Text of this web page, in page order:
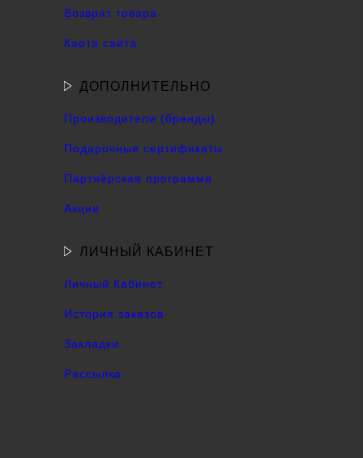
Возврат товара
Карта сайта
ДОПОЛНИТЕЛЬНО
Производители (бренды)
Подарочные сертификаты
Партнёрская программа
Акции
ЛИЧНЫЙ КАБИНЕТ
Личный Кабинет
История заказов
Закладки
Рассылка